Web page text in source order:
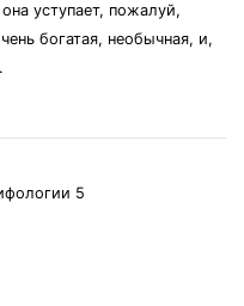
уступает, пожалуй,
богатая, необычная, и,
5